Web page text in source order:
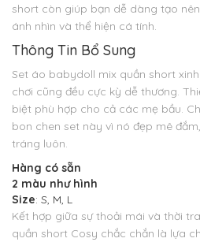
short còn giúp bạn dễ dàng tạo
ánh nhìn và thể hiện cá tính.
Thông Tin Bổ Sung
Set áo babydoll mix quần short
chơi cũng đều cực kỳ dễ thương.
biệt phù hợp cho cả các mẹ bầu.
bon chen set này vì nó đẹp mê
tráng luôn.
Hàng có sẵn
2 màu như hình
Size: S, M, L
Kết hợp giữa sự thoải mái và thời
quần short Cosy chắc chắn là lựa